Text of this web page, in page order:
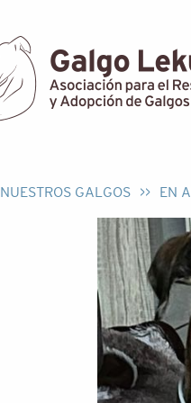
NUESTROS GALGOS >> EN